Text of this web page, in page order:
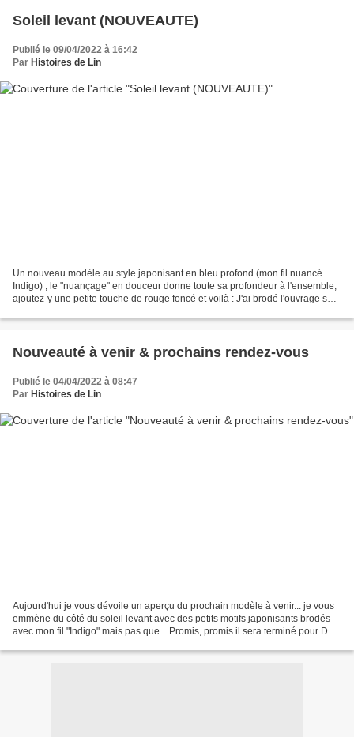
Soleil levant (NOUVEAUTE)
Publié le 09/04/2022 à 16:42
Par Histoires de Lin
Un nouveau modèle au style japonisant en bleu profond (mon fil nuancé
Indigo) ; le "nuançage" en douceur donne toute sa profondeur à l'ensemble,
ajoutez-y une petite touche de rouge foncé et voilà : J'ai brodé l'ouvrage sur
Nouveauté à venir & prochains rendez-vous
Publié le 04/04/2022 à 08:47
Par Histoires de Lin
Aujourd'hui je vous dévoile un aperçu du prochain modèle à venir... je vous
emmène du côté du soleil levant avec des petits motifs japonisants brodés
avec mon fil "Indigo" mais pas que... Promis, promis il sera terminé pour Dole